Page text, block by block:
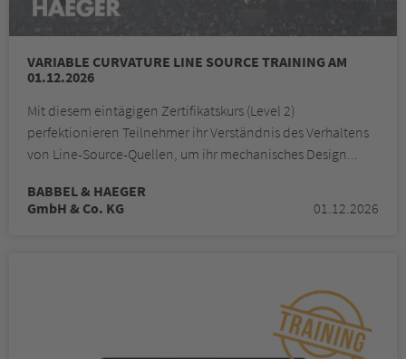
VARIABLE CURVATURE LINE SOURCE TRAINING AM
01.12.2026
Mit diesem eintägigen Zertifikatskurs (Level 2)
perfektionieren Teilnehmer ihr Verständnis des Verhaltens
von Line-Source-Quellen, um ihr mechanisches Design...
BABBEL & HAEGER
GmbH & Co. KG
01.12.2026